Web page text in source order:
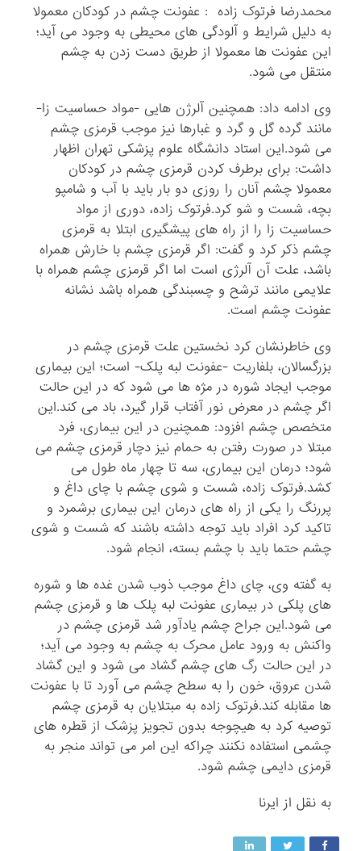
محمدرضا فرتوک زاده : عفونت چشم در کودکان معمولا
به دلیل شرایط و آلودگی های محیطی به وجود می آید؛
این عفونت ها معمولا از طریق دست زدن به چشم
منتقل می شود.
وی ادامه داد: همچنین آلرژن هایی -مواد حساسیت زا-
مانند گرده گل و گرد و غبارها نیز موجب قرمزی چشم
می شود.این استاد دانشگاه علوم پزشکی تهران اظهار
داشت: برای برطرف کردن قرمزی چشم در کودکان
معمولا چشم آنان را روزی دو بار باید با آب و شامپو
بچه، شست و شو کرد.فرتوک زاده، دوری از مواد
حساسیت زا را از راه های پیشگیری ابتلا به قرمزی
چشم ذکر کرد و گفت: اگر قرمزی چشم با خارش همراه
باشد، علت آن آلرژی است اما اگر قرمزی چشم همراه با
علایمی مانند ترشح و چسبندگی همراه باشد نشانه
عفونت چشم است.
وی خاطرنشان کرد نخستین علت قرمزی چشم در
بزرگسالان، بلفاریت -عفونت لبه پلک- است؛ این بیماری
موجب ایجاد شوره در مژه ها می شود که در این حالت
اگر چشم در معرض نور آفتاب قرار گیرد، باد می کند.این
متخصص چشم افزود: همچنین در این بیماری، فرد
مبتلا در صورت رفتن به حمام نیز دچار قرمزی چشم می
شود؛ درمان این بیماری، سه تا چهار ماه طول می
کشد.فرتوک زاده، شست و شوی چشم با چای داغ و
پررنگ را یکی از راه های درمان این بیماری برشمرد و
تاکید کرد افراد باید توجه داشته باشند که شست و شوی
چشم حتما باید با چشم بسته، انجام شود.
به گفته وی، چای داغ موجب ذوب شدن غده ها و شوره
های پلکی در بیماری عفونت لبه پلک ها و قرمزی چشم
می شود.این جراح چشم یادآور شد قرمزی چشم در
واکنش به ورود عامل محرک به چشم به وجود می آید؛
در این حالت رگ های چشم گشاد می شود و این گشاد
شدن عروق، خون را به سطح چشم می آورد تا با عفونت
ها مقابله کند.فرتوک زاده به مبتلایان به قرمزی چشم
توصیه کرد به هیچوجه بدون تجویز پزشک از قطره های
چشمی استفاده نکنند چراکه این امر می تواند منجر به
قرمزی دایمی چشم شود.
به نقل از ایرنا